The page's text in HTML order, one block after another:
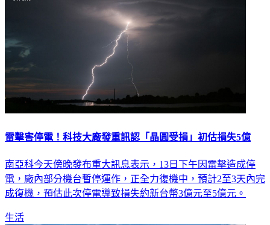
雷擊害停電！科技大廠發重訊認「晶圓受損」初估損失5億
南亞科今天傍晚發布重大訊息表示，13日下午因雷擊造成停
電，廠內部分機台暫停運作，正全力復機中，預計2至3天內完
成復機，預估此次停電導致損失約新台幣3億元至5億元。
生活